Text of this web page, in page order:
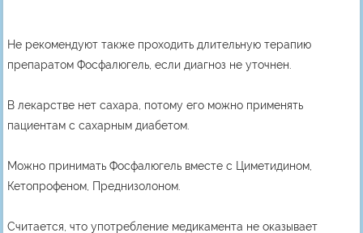
Не рекомендуют также проходить длительную терапию
препаратом Фосфалюгель, если диагноз не уточнен.
В лекарстве нет сахара, потому его можно применять
пациентам с сахарным диабетом.
Можно принимать Фосфалюгель вместе с Циметидином,
Кетопрофеном, Преднизолоном.
Считается, что употребление медикамента не оказывает